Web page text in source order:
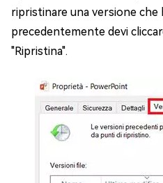
ripristinare una versione che
precedentemente devi
"Ripristina".